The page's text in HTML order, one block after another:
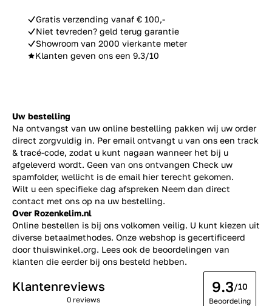
Gratis verzending vanaf € 100,-
Niet tevreden? geld terug garantie
Showroom van 2000 vierkante meter
Klanten geven ons een 9.3/10
Uw bestelling
Na ontvangst van uw online bestelling pakken wij uw order
direct zorgvuldig in. Per email ontvangt u van ons een track
& tracé-code, zodat u kunt nagaan wanneer het bij u
afgeleverd wordt. Geen van ons ontvangen Check uw
spamfolder, wellicht is de email hier terecht gekomen.
Wilt u een specifieke dag afspreken Neem dan direct
contact met ons op na uw bestelling.
Over Rozenkelim.nl
Online bestellen is bij ons volkomen veilig. U kunt kiezen uit
diverse betaalmethodes. Onze webshop is gecertificeerd
door thuiswinkel.org. Lees ook de beoordelingen van
klanten die eerder bij ons besteld hebben.
Klantenreviews
0 reviews
9.3/10
Beoordeling